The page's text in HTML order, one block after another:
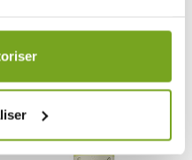
conservé pendant une
AJOUTER AU PANIER